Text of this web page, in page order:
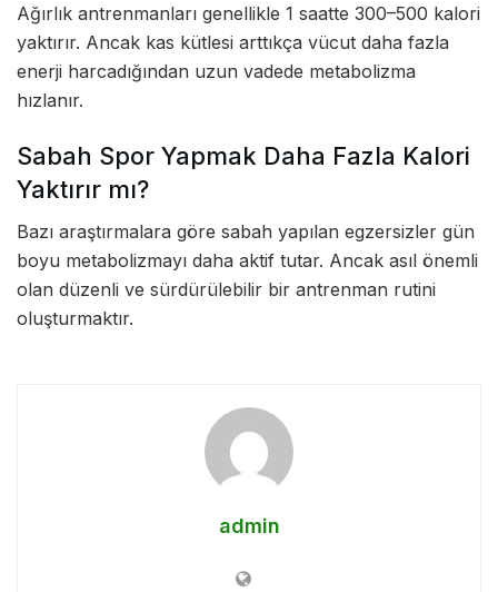
Ağırlık antrenmanları genellikle 1 saatte 300–500 kalori
yaktırır. Ancak kas kütlesi arttıkça vücut daha fazla
enerji harcadığından uzun vadede metabolizma
hızlanır.
Sabah Spor Yapmak Daha Fazla Kalori
Yaktırır mı?
Bazı araştırmalara göre sabah yapılan egzersizler gün
boyu metabolizmayı daha aktif tutar. Ancak asıl önemli
olan düzenli ve sürdürülebilir bir antrenman rutini
oluşturmaktır.
admin